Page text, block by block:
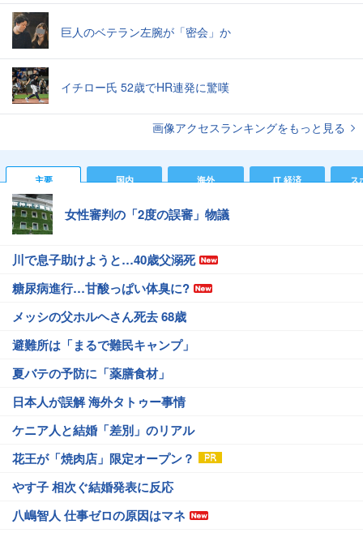
巨人のベテラン左腕が「密会」か
イチロー氏 52歳でHR連発に驚嘆
画像アクセスランキングをもっと見る
主要 国内 海外 IT 経済 ス
女性審判の「2度の誤審」物議
川で息子助けようと…40歳父溺死
糖尿病進行…甘酸っぱい体臭に?
メッシの父ホルヘさん死去 68歳
避難所は「まるで難民キャンプ」
夏バテの予防に「薬膳食材」
日本人が誤解 海外タトゥー事情
ケニア人と結婚「差別」のリアル
花王が「焼肉店」限定オープン？
やす子 相次ぐ結婚発表に反応
八嶋智人 仕事ゼロの原因はマネ